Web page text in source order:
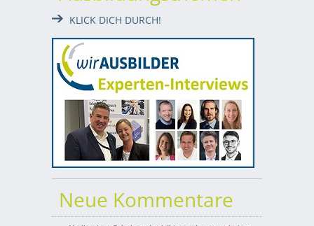
KLICK DICH DURCH!
Neue Kommentare